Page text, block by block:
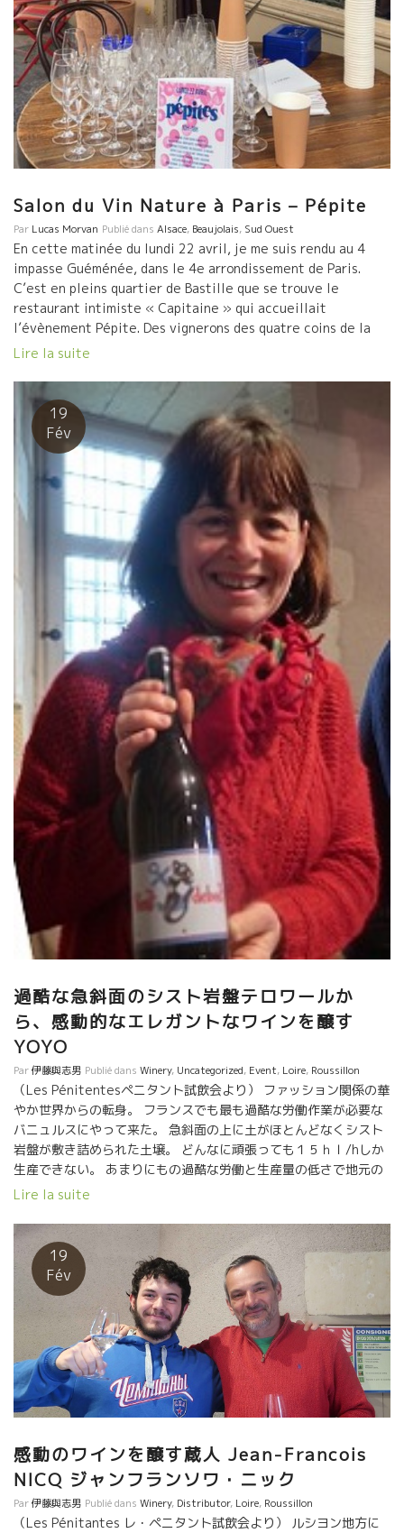
Salon du Vin Nature à Paris – Pépite
Par Lucas Morvan Publié dans Alsace, Beaujolais, Sud Ouest
En cette matinée du lundi 22 avril, je me suis rendu au 4
impasse Guéménée, dans le 4e arrondissement de Paris.
C’est en pleins quartier de Bastille que se trouve le
restaurant intimiste « Capitaine » qui accueillait
l’évènement Pépite. Des vignerons des quatre coins de la
France se sont réunis pour partager un moment convivial
Lire la suite
19
Fév
過酷な急斜面のシスト岩盤テロワールか
ら、感動的なエレガントなワインを醸す
YOYO
Par伊藤與志男 Publié dans Winery, Uncategorized, Event, Loire, Roussillon
（Les Pénitentesペニタント試飲会より） ファッション関係の華
やか世界からの転身。 フランスでも最も過酷な労働作業が必要な
バニュルスにやって来た。 急斜面の上に土がほとんどなくシスト
岩盤が敷き詰められた土壌。 どんなに頑張っても１５ｈｌ/hしか
生産できない。 あまりにもの過酷な労働と生産量の低さで地元の
栽培者で後継者が最もいない地域でもある。 そんな過酷な場所に
キリ美味しいワインを造りあげたYOYO。 ホントにここまで来る
のにどれだけの努力をしたことか！図り知れないものがある。 今
では、あのジャン・フランソワ・ニックと一緒になってますます
品質が安定してきている。 ジャン・フランソワと共同の畑もあっ
て、共同ワインも二人で醸している。 ドッカリと人生の碇を下し
て、まっしぐらにバニュルスの土壌に挑戦し続けているYOYO。
今日は息子のLucasルカ君が手伝いに来ている。嬉しそうなYOYO.
Lire la suite
19
Fév
感動のワインを醸す蔵人 Jean-Francois
NICQ ジャンフランソワ・ニック
Par伊藤與志男 Publié dans Winery, Distributor, Loire, Roussillon
（Les Pénitantes レ・ペニタント試飲会より） ルシヨン地方に